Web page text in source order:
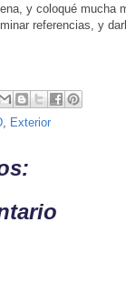
y coloqué mucha
referencias, y
, Exterior